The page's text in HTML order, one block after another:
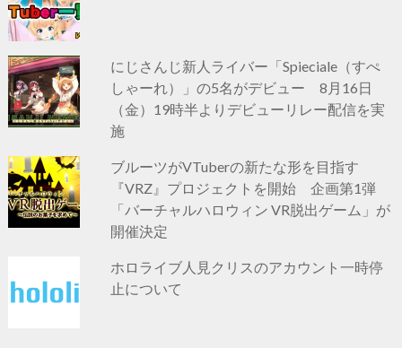
にじさんじ新人ライバー「Spieciale（すぺ
しゃーれ）」の5名がデビュー 8月16日
（金）19時半よりデビューリレー配信を実
施
ブルーツがVTuberの新たな形を目指す
『VRZ』プロジェクトを開始 企画第1弾
「バーチャルハロウィン VR脱出ゲーム」が
開催決定
ホロライブ人見クリスのアカウント一時停
止について